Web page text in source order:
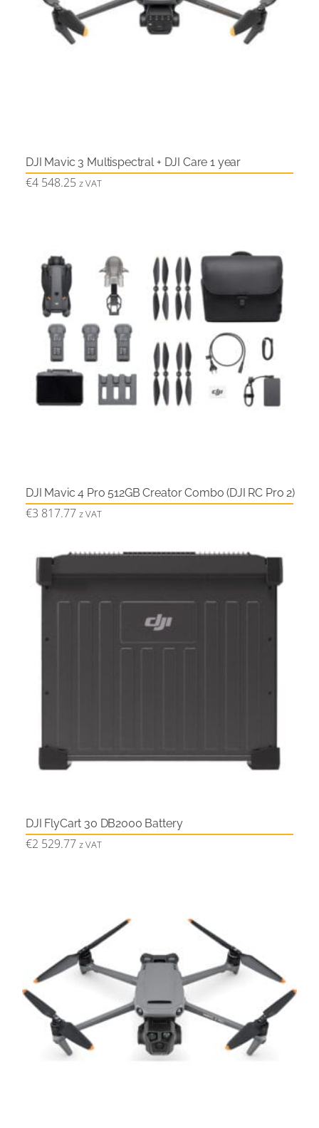
DJI Mavic 3 Multispectral + DJI Care 1 year
€4 548.25 z VAT
DJI Mavic 4 Pro 512GB Creator Combo (DJI RC Pro 2)
€3 817.77 z VAT
DJI FlyCart 30 DB2000 Battery
€2 529.77 z VAT